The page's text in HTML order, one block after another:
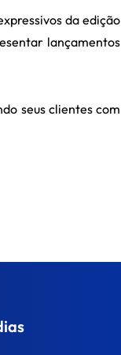
da edição
lançamentos
seus clientes com